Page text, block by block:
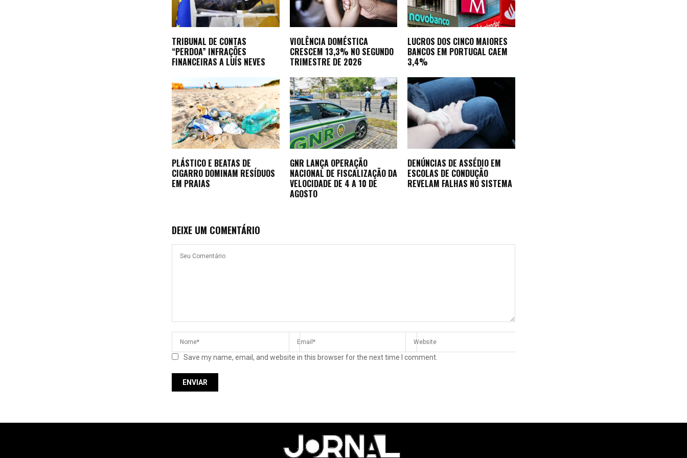
TRIBUNAL DE CONTAS
“PERDOA” INFRAÇÕES
FINANCEIRAS A LUÍS NEVES
VIOLÊNCIA DOMÉSTICA
CRESCEM 13,3% NO SEGUNDO
TRIMESTRE DE 2026
LUCROS DOS CINCO MAIORES
BANCOS EM PORTUGAL CAEM
3,4%
PLÁSTICO E BEATAS DE
CIGARRO DOMINAM RESÍDUOS
EM PRAIAS
GNR LANÇA OPERAÇÃO
NACIONAL DE FISCALIZAÇÃO DA
VELOCIDADE DE 4 A 10 DE
AGOSTO
DENÚNCIAS DE ASSÉDIO EM
ESCOLAS DE CONDUÇÃO
REVELAM FALHAS NO SISTEMA
DEIXE UM COMENTÁRIO
Save my name, email, and website in this browser for the next time I comment.